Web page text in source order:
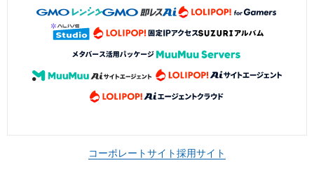
コーポレートサイト採用サイト